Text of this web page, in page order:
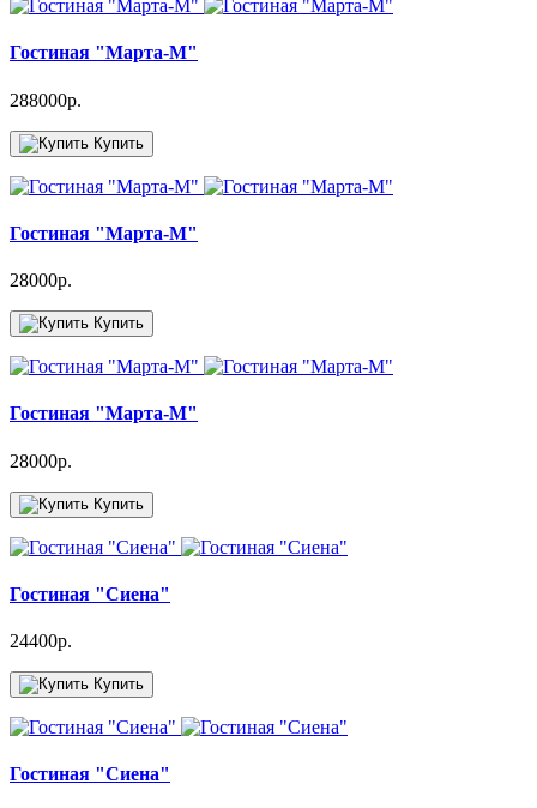
Гостиная "Марта-М"
288000р.
Купить
Гостиная "Марта-М"
28000р.
Купить
Гостиная "Марта-М"
28000р.
Купить
Гостиная "Сиена"
24400р.
Купить
Гостиная "Сиена"